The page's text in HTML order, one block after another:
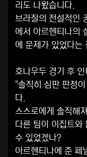
리도 나왔습니다.
브라질의 전설적인
에서 아르헨티나의
에 문제가 있었다는
호나우두 경기 후 인
"솔직히 심판 판정
다.
스스로에게 솔직해
다른 팀이 이집트와
수 있었겠나?
아르헨티나에 준 페